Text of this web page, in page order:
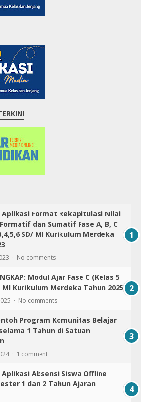
Aplikasi Format Rekapitulasi Nilai
dan Sumatif Fase A, B, C
SD/ MI Kurikulum Merdeka
No comments
Modul Ajar Fase C (Kelas 5
MI Kurikulum Merdeka Tahun 2025
No comments
Program Komunitas Belajar
1 Tahun di Satuan
1 comment
Aplikasi Absensi Siswa Offline
1 dan 2 Tahun Ajaran